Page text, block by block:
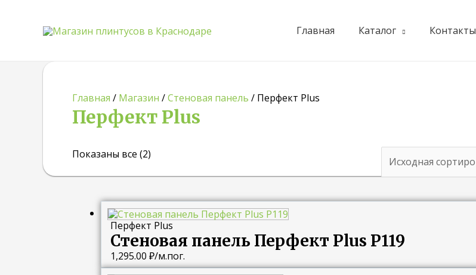
Главная Каталог Контакты
Главная / Магазин /Стеновая панель / Перфект Plus
Перфект Plus
Показаны все (2)
Перфект Plus
Стеновая панель Перфект Plus P119
1,295.00 ₽/м.пог.